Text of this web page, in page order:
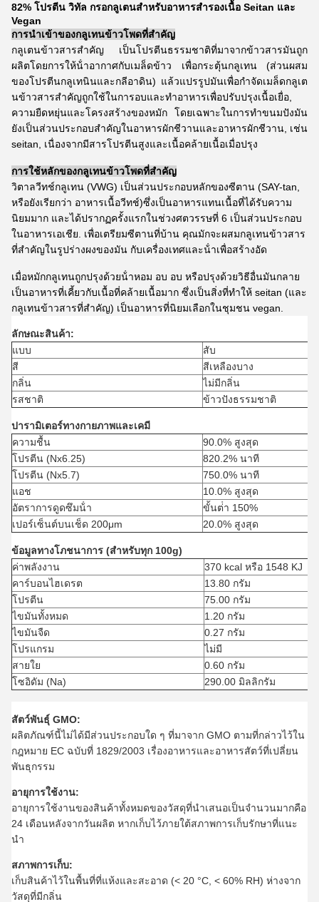
82% โปรตีน วิทัล กรอกลูเตนสําหรับอาหารสํารองเนื้อ Seitan และ
Vegan
การนําเข้าของกลูเทนข้าวโพดที่สําคัญ
กลูเตนข้าวสารสําคัญ เป็นโปรตีนธรรมชาติที่มาจากข้าวสารมันถูก
ผลิตโดยการให้น้ําอากาศกับเมล็ดข้าว เพื่อกระตุ้นกลูเทน (ส่วนผสม
ของโปรตีนกลูเทนินและกลีอาดิน) แล้วแปรรูปมันเพื่อกําจัดเมล็ดกลูเต
นข้าวสารสําคัญถูกใช้ในการอบและทําอาหารเพื่อปรับปรุงเนื้อเยื่อ,
ความยืดหยุ่นและโครงสร้างของหมัก โดยเฉพาะในการทําขนมปังมัน
ยังเป็นส่วนประกอบสําคัญในอาหารผักชีวานและอาหารผักชีวาน, เช่น
seitan, เนื่องจากมีสารโปรตีนสูงและเนื้อคล้ายเนื้อเมื่อปรุง
การใช้หลักของกลูเทนข้าวโพดที่สําคัญ
วิตาลวีทช์กลูเทน (VWG) เป็นส่วนประกอบหลักของซีตาน (SAY-tan,
หรือยังเรียกว่า อาหารเนื้อวีทช์)ซึ่งเป็นอาหารแทนเนื้อที่ได้รับความ
นิยมมาก และได้ปรากฏครั้งแรกในช่วงศตวรรษที่ 6 เป็นส่วนประกอบ
ในอาหารเอเชีย. เพื่อเตรียมซีตานที่บ้าน คุณมักจะผสมกลูเทนข้าวสาร
ที่สําคัญในรูปร่างผงของมัน กับเครื่องเทศและน้ําเพื่อสร้างอัด
เมื่อหมักกลูเทนถูกปรุงด้วยน้ําหอม อบ อบ หรือปรุงด้วยวิธีอื่นมันกลาย
เป็นอาหารที่เคี้ยวกับเนื้อที่คล้ายเนื้อมาก ซึ่งเป็นสิ่งที่ทําให้ seitan (และ
กลูเทนข้าวสารที่สําคัญ) เป็นอาหารที่นิยมเลือกในชุมชน vegan.
ลักษณะสินค้า:
แบบ
สับ
สี
สีเหลืองบาง
กลิ่น
ไม่มีกลิ่น
รสชาติ
ข้าวปังธรรมชาติ
ปารามิเตอร์ทางกายภาพและเคมี
ความชื้น
90.0% สูงสุด
โปรตีน (Nx6.25)
820.2% นาที
โปรตีน (Nx5.7)
750.0% นาที
แอช
10.0% สูงสุด
อัตราการดูดซึมน้ํา
ขั้นต่ํา 150%
เปอร์เซ็นต์บนเช็ด 200μm
20.0% สูงสุด
ข้อมูลทางโภชนาการ (สําหรับทุก 100g)
ค่าพลังงาน
370 kcal หรือ 1548 KJ
คาร์บอนไฮเดรต
13.80 กรัม
โปรตีน
75.00 กรัม
ไขมันทั้งหมด
1.20 กรัม
ไขมันจืด
0.27 กรัม
โปรแกรม
ไม่มี
สายใย
0.60 กรัม
โซอิดัม (Na)
290.00 มิลลิกรัม
สัตว์พันธุ์ GMO:
ผลิตภัณฑ์นี้ไม่ได้มีส่วนประกอบใด ๆ ที่มาจาก GMO ตามที่กล่าวไว้ใน
กฎหมาย EC ฉบับที่ 1829/2003 เรื่องอาหารและอาหารสัตว์ที่เปลี่ยน
พันธุกรรม
อายุการใช้งาน:
อายุการใช้งานของสินค้าทั้งหมดของวัสดุที่นําเสนอเป็นจํานวนมากคือ
24 เดือนหลังจากวันผลิต หากเก็บไว้ภายใต้สภาพการเก็บรักษาที่แนะ
นํา
สภาพการเก็บ:
เก็บสินค้าไว้ในพื้นที่ที่แห้งและสะอาด (< 20 °C, < 60% RH) ห่างจาก
วัสดุที่มีกลิ่น